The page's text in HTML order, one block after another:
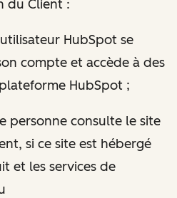
du Client :
HubSpot se
compte et accède à des
HubSpot ;
personne consulte le site
si ce site est hébergé
et les services de